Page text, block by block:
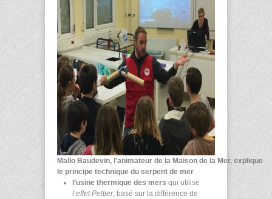
Mallo Baudevin, l’animateur de la Maison de la Mer, explique
le principe technique du serpent de mer
l’usine thermique des mers qui utilise
l’effet Peltier, basé sur la différence de